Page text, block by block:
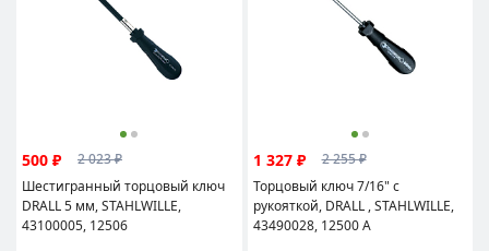
500 ₽
2 023 ₽
Шестигранный торцовый ключ
DRALL 5 мм, STAHLWILLE,
43100005, 12506
1 327 ₽
2 255 ₽
Торцовый ключ 7/16" с
рукояткой, DRALL , STAHLWILLE,
43490028, 12500 A